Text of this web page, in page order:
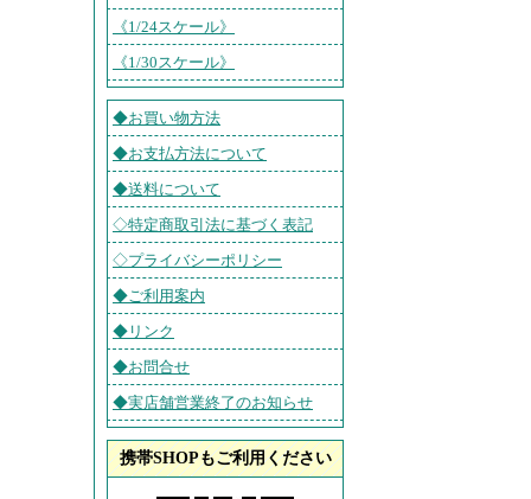
《1/24スケール》
《1/30スケール》
◆お買い物方法
◆お支払方法について
◆送料について
◇特定商取引法に基づく表記
◇プライバシーポリシー
◆ご利用案内
◆リンク
◆お問合せ
◆実店舗営業終了のお知らせ
携帯SHOPもご利用ください